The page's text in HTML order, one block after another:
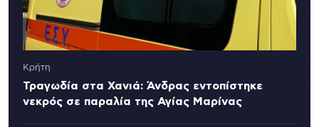
Κρήτη
Τραγωδία στα Χανιά: Άνδρας εντοπίστηκε
νεκρός σε παραλία της Αγίας Μαρίνας